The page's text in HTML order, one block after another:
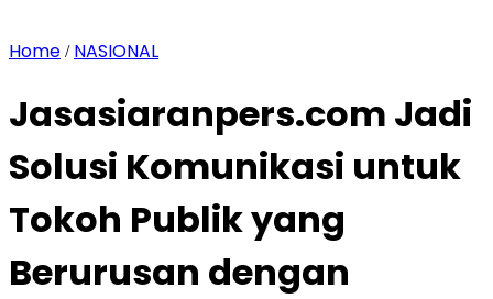
Home / NASIONAL
Jasasiaranpers.com Jadi
Solusi Komunikasi untuk
Tokoh Publik yang
Berurusan dengan